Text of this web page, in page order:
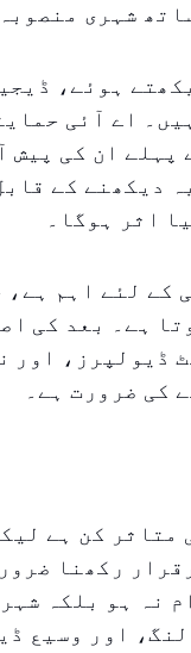
شہری
ہوئے،
اے آئی
پہلے ان کی
دیکھنے کے
اثر ہوگا۔
کے لئے اہم
ہے۔ بعد کی
ڈیولپرز، اور
کی ضرورت ہے۔
متاثر کن ہے
رکھنا
نہ ہو بلکہ
اور وسیع